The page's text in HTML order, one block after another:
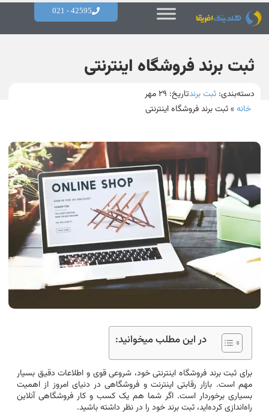
42595 - 021
ثبت برند فروشگاه اینترنتی
دسته‌بندی: ثبت برندتاریخ:
خانه»ثبت برند فروشگاه اینترنتی
در این مطلب میخوانید:
برای ثبت برند فروشگاه اینترنتی خود، شروعی قوی و اطلاعات دقیق بسیار
مهم است. بازار رقابتی اینترنت و فروشگاهی در دنیای امروز از اهمیت
بسیاری برخوردار است. اگر شما هم یک کسب و کار فروشگاهی آنلاین
راه‌اندازی کرده‌اید، ثبت برند خود را در نظر داشته باشید.